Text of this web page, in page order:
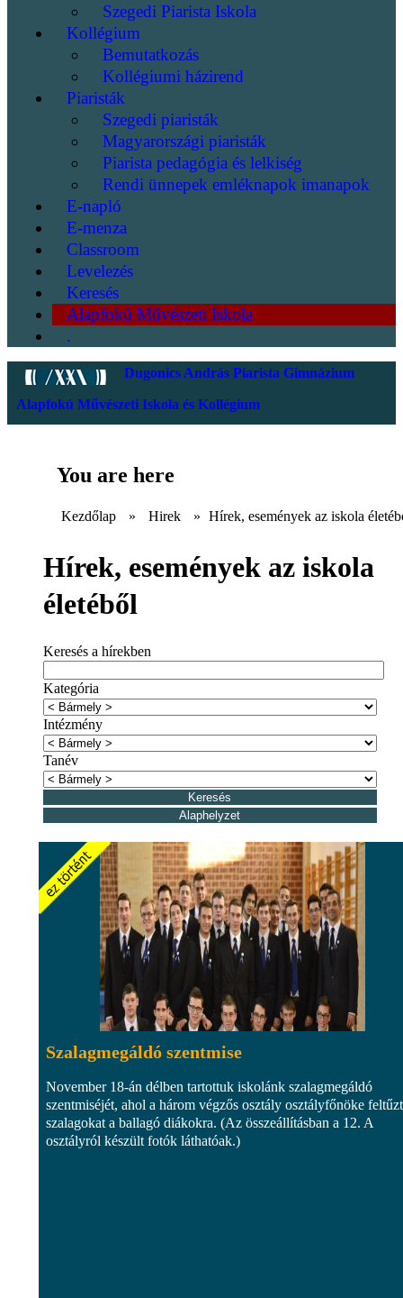
Szegedi Piarista Iskola
Kollégium
Bemutatkozás
Kollégiumi házirend
Piaristák
Szegedi piaristák
Magyarországi piaristák
Piarista pedagógia és lelkiség
Rendi ünnepek emléknapok imanapok
E-napló
E-menza
Classroom
Levelezés
Keresés
Alapfokú Művészeti Iskola
.
Dugonics András Piarista Gimnázium
Alapfokú Művészeti Iskola és Kollégium
You are here
Kezdőlap » Hirek » Hírek, események az iskola
Hírek, események az iskola
életéből
Keresés a hírekben
Kategória
Intézmény
Tanév
Szalagmegáldó szentmise
November 18-án délben tartottuk iskolánk szalagmegáldó
szentmiséjét, ahol a három végzős osztály osztályfőnöke
szalagokat a ballagó diákokra. (Az összeállításban a 12. A
osztályról készült fotók láthatóak.)